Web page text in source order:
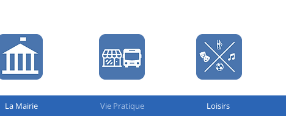
La Mairie Vie Pratique Loisirs